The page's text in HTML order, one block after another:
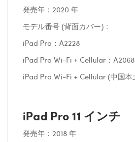
発売年：2020 年
モデル番号 (背面カバー)：
iPad Pro：A2228
iPad Pro Wi-Fi + Cellular：
iPad Pro Wi-Fi + Cellular (中国本
iPad Pro 11 インチ
発売年：2018 年